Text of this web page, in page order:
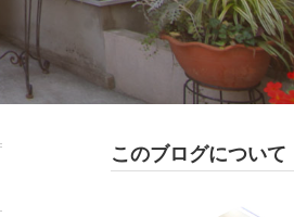
このブログについて